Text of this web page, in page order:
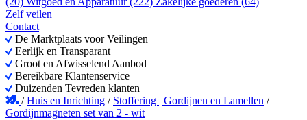
Zelf veilen
Contact
De Marktplaats voor Veilingen
Eerlijk en Transparant
Groot en Afwisselend Aanbod
Bereikbare Klantenservice
Duizenden Tevreden klanten
/Huis en Inrichting / Stoffering | Gordijnen en Lamellen /
Gordijnmagneten set van 2 - wit